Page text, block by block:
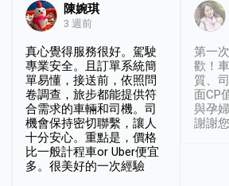
陳婉琪
3 週前
真心覺得服務很好。駕駛
專業安全。且訂單系統簡
單易懂，接送前，依照問
卷調查，旅步都能提供符
合需求的車輛和司機。司
機會保持密切聯繫，讓人
十分安心。重點是，價格
比一般計程車or Uber便宜
多。很美好的一次經驗
第一
歡！
質、
面CP
與孕
謝謝